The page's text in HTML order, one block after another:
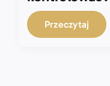
Przeczytaj